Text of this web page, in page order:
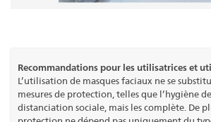
Recommandations pour les utilisatrices et
L’utilisation de masques faciaux ne se
mesures de protection, telles que l’hygiène
distanciation sociale, mais les complète. De